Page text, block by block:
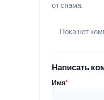
от спама.
Пока нет
Написать
Имя*